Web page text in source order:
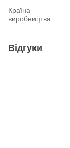
Країна
виробництва
Відгуки